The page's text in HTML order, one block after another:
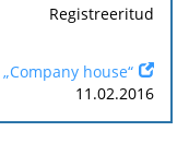
Registreeritud
„Company house“
11.02.2016